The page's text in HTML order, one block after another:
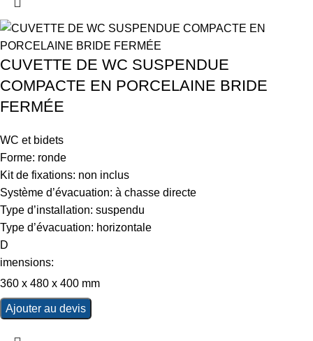
CUVETTE DE WC SUSPENDUE
COMPACTE EN PORCELAINE BRIDE
FERMÉE
WC et bidets
Forme: ronde
Kit de fixations: non inclus
Système d’évacuation: à chasse directe
Type d’installation: suspendu
Type d’évacuation: horizontale
D
imensions:
360 x 480 x 400 mm
Ajouter au devis